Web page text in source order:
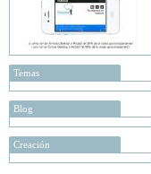
Temas
Blog
Creación